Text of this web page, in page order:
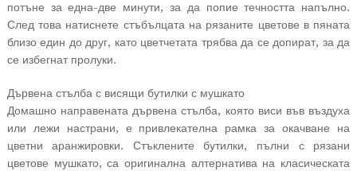
потъне за една-две минути, за да попие течността напълно.
След това натиснете стъбълцата на рязаните цветове в пяната
близо един до друг, като цветчетата трябва да се допират, за да
се избегнат пролуки.
Дървена стълба с висящи бутилки с мушкато
Домашно направената дървена стълба, която виси във въздуха
или лежи настрани, е привлекателна рамка за окачване на
цветни аранжировки. Стъклените бутилки, пълни с рязани
цветове мушкато, са оригинална алтернатива на класическата